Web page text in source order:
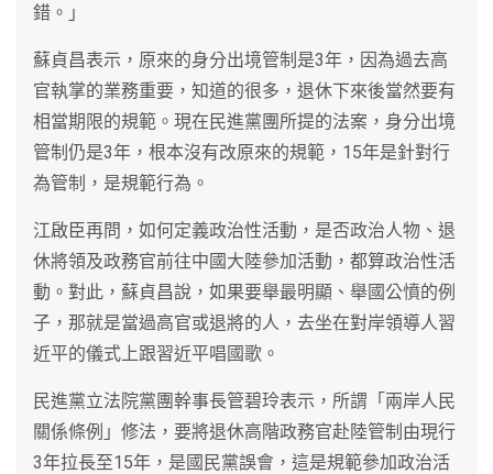
錯。」
蘇貞昌表示，原來的身分出境管制是3年，因為過去高
官執掌的業務重要，知道的很多，退休下來後當然要有
相當期限的規範。現在民進黨團所提的法案，身分出境
管制仍是3年，根本沒有改原來的規範，15年是針對行
為管制，是規範行為。
江啟臣再問，如何定義政治性活動，是否政治人物、退
休將領及政務官前往中國大陸參加活動，都算政治性活
動。對此，蘇貞昌說，如果要舉最明顯、舉國公憤的例
子，那就是當過高官或退將的人，去坐在對岸領導人習
近平的儀式上跟習近平唱國歌。
民進黨立法院黨團幹事長管碧玲表示，所謂「兩岸人民
關係條例」修法，要將退休高階政務官赴陸管制由現行
3年拉長至15年，是國民黨誤會，這是規範參加政治活